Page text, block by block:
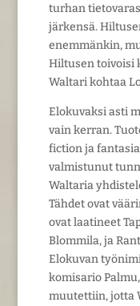
turhan
järkensä.
enemmänkin,
Hiltusen toivoisi
Waltari kohtaa
Elokuvaksi asti
vain kerran.
fiction ja
valmistunut
Waltaria
Tähdet ovat
ovat laatineet
Blommila, ja
Elokuvan
komisario
muutettiin, jotta